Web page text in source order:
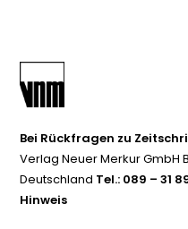
Bei Rückfragen zu
Verlag Neuer Merkur GmbH
Deutschland Tel.: 089 – 31
Hinweis